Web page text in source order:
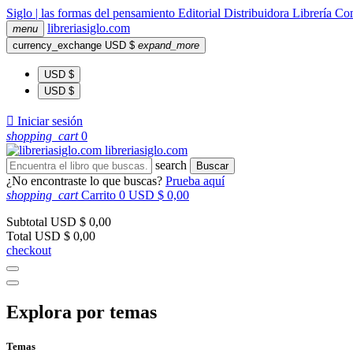
Siglo | las formas del pensamiento Editorial Distribuidora Librería
menu libreriasiglo.com
currency_exchange USD $ expand_more
USD $
USD $
 Iniciar sesión
shopping_cart 0
libreriasiglo.com
search
Buscar
¿No encontraste lo que buscas? Prueba aquí
shopping_cart Carrito 0 USD $ 0,00
Subtotal USD $ 0,00
Total USD $ 0,00
checkout
Explora por temas
Temas